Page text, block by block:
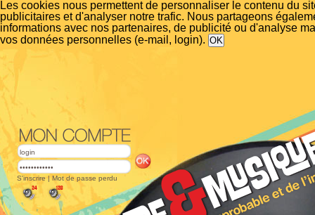
Les cookies nous permettent de personnaliser le contenu du
publicitaires et d'analyser notre trafic. Nous partageons
informations avec nos partenaires, de publicité ou d'analyse
vos données personnelles (e-mail, login).
S'inscrire | Mot de passe perdu